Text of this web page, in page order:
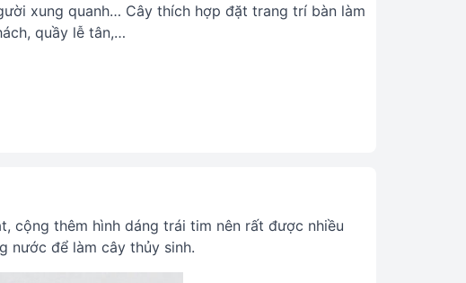
xung quanh… Cây thích hợp đặt trang trí bàn làm
quầy lễ tân,…
cộng thêm hình dáng trái tim nên rất được nhiều
nước để làm cây thủy sinh.